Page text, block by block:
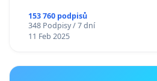
153 760 podpisů
348 Podpisy / 7 dní
11 Feb 2025